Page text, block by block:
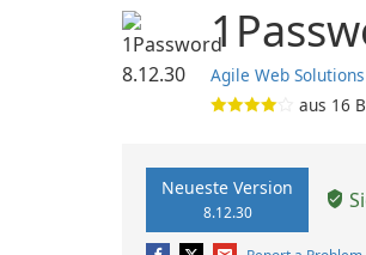
Agile Web Solutions
aus 16
Neueste Version
8.12.30